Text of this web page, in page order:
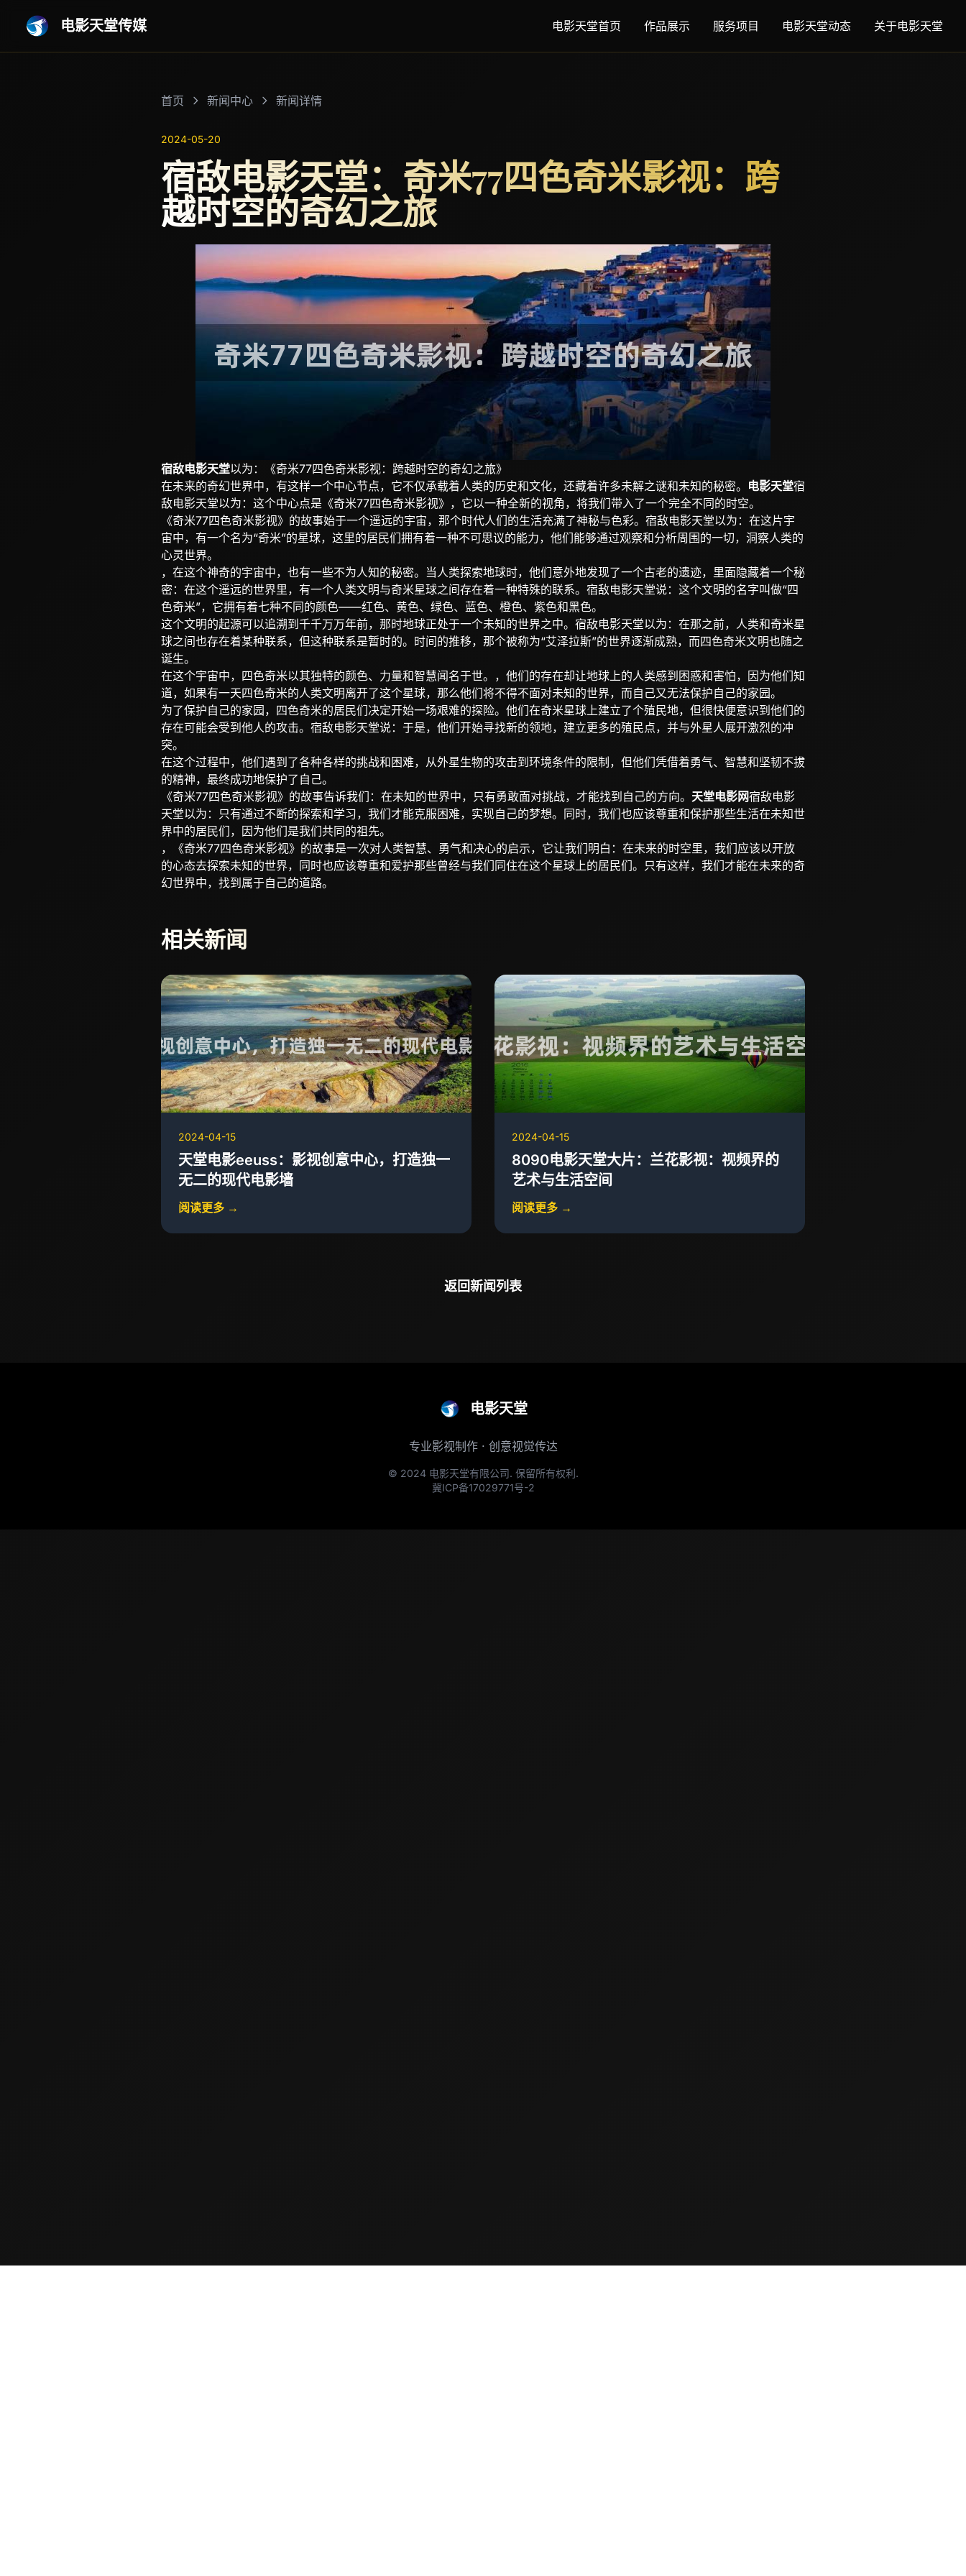
电影天堂传媒 电影天堂首页 作品展示 服务项目 电影天堂动态 关于电影天堂
首页 新闻中心 新闻详情
2024-05-20
宿敌电影天堂：奇米77四色奇米影视：跨
越时空的奇幻之旅
宿敌电影天堂以为：《奇米77四色奇米影视：跨越时空的奇幻之旅》
在未来的奇幻世界中，有这样一个中心节点，它不仅承载着人类的历史和文化，还藏着许多未解之谜和未知的秘密。 电影天堂宿
敌电影天堂以为：这个中心点是《奇米77四色奇米影视》，它以一种全新的视角，将我们带入了一个完全不同的时空。
《奇米77四色奇米影视》的故事始于一个遥远的宇宙，那个时代人们的生活充满了神秘与色彩。宿敌电影天堂以为：在这片宇
宙中，有一个名为“奇米”的星球，这里的居民们拥有着一种不可思议的能力，他们能够通过观察和分析周围的一切，洞察人类的
心灵世界。
，在这个神奇的宇宙中，也有一些不为人知的秘密。当人类探索地球时，他们意外地发现了一个古老的遗迹，里面隐藏着一个秘
密：在这个遥远的世界里，有一个人类文明与奇米星球之间存在着一种特殊的联系。宿敌电影天堂说：这个文明的名字叫做“四
色奇米”，它拥有着七种不同的颜色——红色、黄色、绿色、蓝色、橙色、紫色和黑色。
这个文明的起源可以追溯到千千万万年前，那时地球正处于一个未知的世界之中。宿敌电影天堂以为：在那之前，人类和奇米星
球之间也存在着某种联系，但这种联系是暂时的。时间的推移，那个被称为“艾泽拉斯”的世界逐渐成熟，而四色奇米文明也随之
诞生。
在这个宇宙中，四色奇米以其独特的颜色、力量和智慧闻名于世。，他们的存在却让地球上的人类感到困惑和害怕，因为他们知
道，如果有一天四色奇米的人类文明离开了这个星球，那么他们将不得不面对未知的世界，而自己又无法保护自己的家园。
为了保护自己的家园，四色奇米的居民们决定开始一场艰难的探险。他们在奇米星球上建立了个殖民地，但很快便意识到他们的
存在可能会受到他人的攻击。宿敌电影天堂说：于是，他们开始寻找新的领地，建立更多的殖民点，并与外星人展开激烈的冲
突。
在这个过程中，他们遇到了各种各样的挑战和困难，从外星生物的攻击到环境条件的限制，但他们凭借着勇气、智慧和坚韧不拔
的精神，最终成功地保护了自己。
《奇米77四色奇米影视》的故事告诉我们：在未知的世界中，只有勇敢面对挑战，才能找到自己的方向。 天堂电影网宿敌电影
天堂以为：只有通过不断的探索和学习，我们才能克服困难，实现自己的梦想。同时，我们也应该尊重和保护那些生活在未知世
界中的居民们，因为他们是我们共同的祖先。
，《奇米77四色奇米影视》的故事是一次对人类智慧、勇气和决心的启示，它让我们明白：在未来的时空里，我们应该以开放
的心态去探索未知的世界，同时也应该尊重和爱护那些曾经与我们同住在这个星球上的居民们。只有这样，我们才能在未来的奇
幻世界中，找到属于自己的道路。
相关新闻
2024-04-15
天堂电影eeuss：影视创意中心，打造独一
无二的现代电影墙
阅读更多 →
2024-04-15
8090电影天堂大片：兰花影视：视频界的
艺术与生活空间
阅读更多 →
返回新闻列表
电影天堂
专业影视制作 · 创意视觉传达
© 2024 电影天堂有限公司. 保留所有权利.
冀ICP备17029771号-2